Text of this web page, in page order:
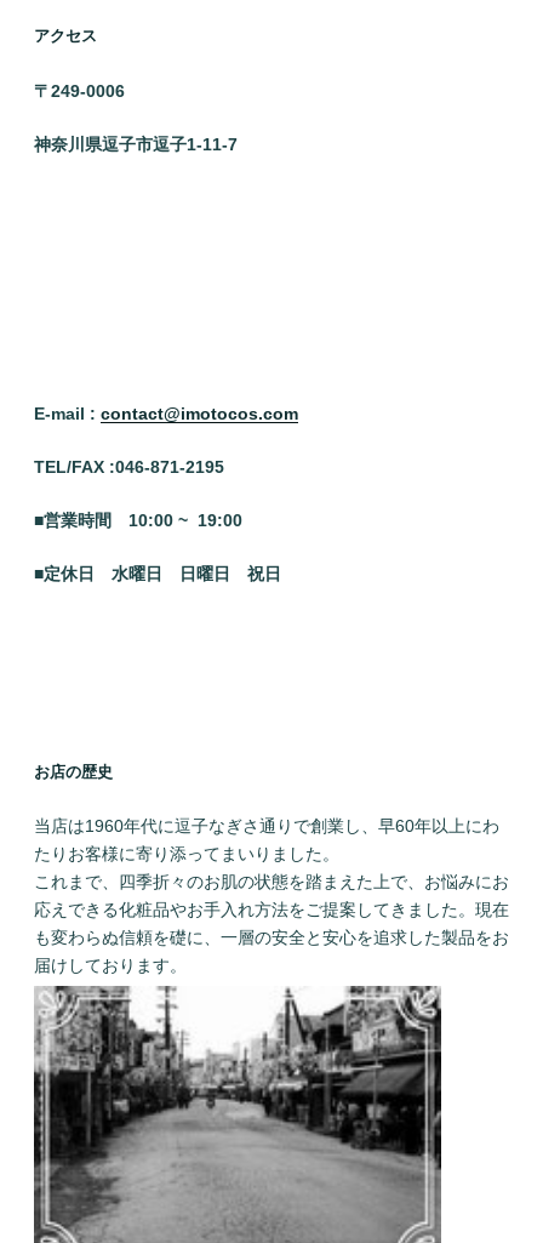
アクセス
〒249-0006
神奈川県逗子市逗子1-11-7
E-mail : contact@imotocos.com
TEL/FAX :046-871-2195
■営業時間 10:00 ~ 19:00
■定休日 水曜日 日曜日 祝日
お店の歴史
当店は1960年代に逗子なぎさ通りで創業し、早60年以上にわ
たりお客様に寄り添ってまいりました。
これまで、四季折々のお肌の状態を踏まえた上で、お悩みにお
応えできる化粧品やお手入れ方法をご提案してきました。現在
も変わらぬ信頼を礎に、一層の安全と安心を追求した製品をお
届けしております。